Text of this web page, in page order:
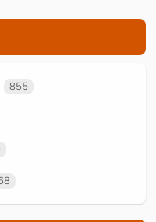
855